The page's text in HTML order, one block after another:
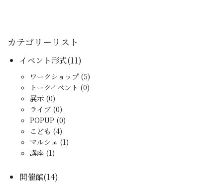
カテゴリーリスト
イベント形式(11)
ワークショップ (5)
トークイベント (0)
展示 (0)
ライブ (0)
POPUP (0)
こども (4)
マルシェ (1)
講座 (1)
開催館(14)